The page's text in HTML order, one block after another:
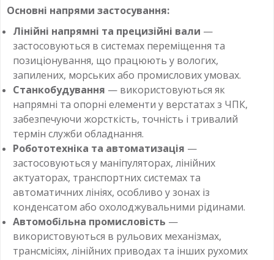
Основні напрями застосування:
Лінійні напрямні та прецизійні вали —
застосовуються в системах переміщення та
позиціонування, що працюють у вологих,
запилених, морських або промислових умовах.
Станкобудування — використовуються як
напрямні та опорні елементи у верстатах з ЧПК,
забезпечуючи жорсткість, точність і тривалий
термін служби обладнання.
Робототехніка та автоматизація —
застосовуються у маніпуляторах, лінійних
актуаторах, транспортних системах та
автоматичних лініях, особливо у зонах із
конденсатом або охолоджувальними рідинами.
Автомобільна промисловість —
використовуються в рульових механізмах,
трансмісіях, лінійних приводах та інших рухомих